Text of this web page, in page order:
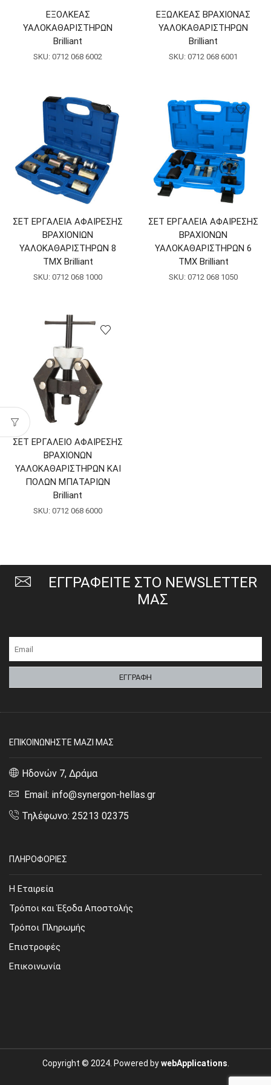
ΕΞΟΛΚΕΑΣ
ΥΑΛΟΚΑΘΑΡΙΣΤΗΡΩΝ
Brilliant
SKU: 0712 068 6002
ΕΞΩΛΚΕΑΣ ΒΡΑΧΙΟΝΑΣ
ΥΑΛΟΚΑΘΑΡΙΣΤΗΡΩΝ
Brilliant
SKU: 0712 068 6001
ΣΕΤ ΕΡΓΑΛΕΙΑ ΑΦΑΙΡΕΣΗΣ
ΒΡΑΧΙΟΝΙΩΝ
ΥΑΛΟΚΑΘΑΡΙΣΤΗΡΩΝ 8
ΤΜΧ Brilliant
SKU: 0712 068 1000
ΣΕΤ ΕΡΓΑΛΕΙΑ ΑΦΑΙΡΕΣΗΣ
ΒΡΑΧΙΟΝΩΝ
ΥΑΛΟΚΑΘΑΡΙΣΤΗΡΩΝ 6
ΤΜΧ Brilliant
SKU: 0712 068 1050
ΣΕΤ ΕΡΓΑΛΕΙΟ ΑΦΑΙΡΕΣΗΣ
ΒΡΑΧΙΟΝΩΝ
ΥΑΛΟΚΑΘΑΡΙΣΤΗΡΩΝ ΚΑΙ
ΠΟΛΩΝ ΜΠΑΤΑΡΙΩΝ
Brilliant
SKU: 0712 068 6000
ΕΓΓΡΑΦΕΙΤΕ ΣΤΟ NEWSLETTER
ΜΑΣ
ΕΠΙΚΟΙΝΩΝΗΣΤΕ ΜΑΖΙ ΜΑΣ
Ηδονών 7, Δράμα
Email: info@synergon-hellas.gr
Τηλέφωνο: 25213 02375
ΠΛΗΡΟΦΟΡΙΕΣ
Η Εταιρεία
Τρόποι και Έξοδα Αποστολής
Τρόποι Πληρωμής
Επιστροφές
Επικοινωνία
Copyright © 2024. Powered bywebApplications